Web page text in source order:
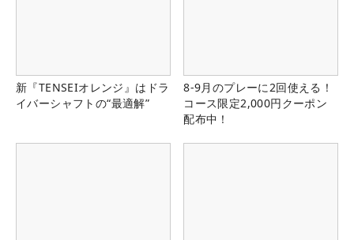
新『TENSEIオレンジ』はドラ
イバーシャフトの“最適解”
8-9月のプレーに2回使える！
コース限定2,000円クーポン
配布中！